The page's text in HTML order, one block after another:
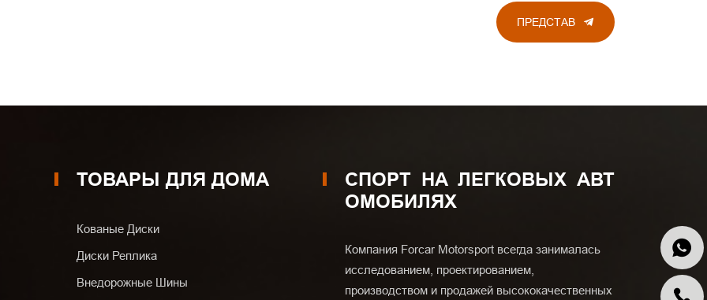
ПРЕДСТАВ
ТОВАРЫ ДЛЯ ДОМА
Кованые Диски
Диски Реплика
Внедорожные Шины
СПОРТ НА ЛЕГКОВЫХ АВТ
ОМОБИЛЯХ
Компания Forcar Motorsport всегда занималась
исследованием, проектированием,
производством и продажей высококачественных